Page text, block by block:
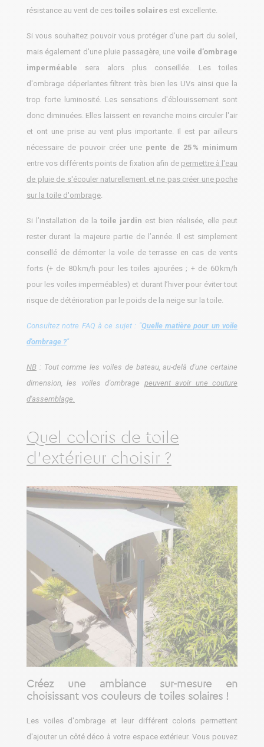
résistance au vent de ces toiles solaires est excellente.
Si vous souhaitez pouvoir vous protéger d’une part du soleil,
mais également d'une pluie passagère, une voile d’ombrage
imperméable sera alors plus conseillée. Les toiles
d'ombrage déperlantes filtrent très bien les UVs ainsi que la
trop forte luminosité. Les sensations d'éblouissement sont
donc diminuées. Elles laissent en revanche moins circuler l'air
et ont une prise au vent plus importante. Il est par ailleurs
nécessaire de pouvoir créer une pente de 25 % minimum
entre vos différents points de fixation afin de permettre à l'eau
de pluie de s'écouler naturellement et ne pas créer une poche
sur la toile d'ombrage.
Si l’installation de la toile jardin est bien réalisée, elle peut
rester durant la majeure partie de l’année. Il est simplement
conseillé de démonter la voile de terrasse en cas de vents
forts (+ de 80 km/h pour les toiles ajourées ; + de 60 km/h
pour les voiles imperméables) et durant l’hiver pour éviter tout
risque de détérioration par le poids de la neige sur la toile.
Consultez notre FAQ à ce sujet : "Quelle matière pour un voile
d'ombrage ?"
NB : Tout comme les voiles de bateau, au-delà d'une certaine
dimension, les voiles d'ombrage peuvent avoir une couture
d'assemblage.
Quel coloris de toile
d'extérieur choisir ?
Créez une ambiance sur-mesure en
choisissant vos couleurs de toiles solaires !
Les voiles d'ombrage et leur différent coloris permettent
d'ajouter un côté déco à votre espace extérieur. Vous pouvez